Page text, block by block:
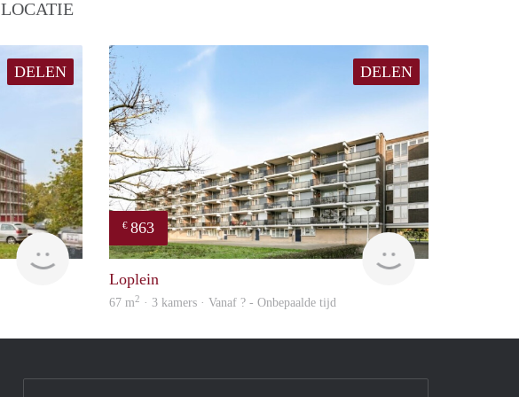
DELEN
finder
DELEN
€ 863
Woning
Loplein
67 m2 · 3 kamers · Vanaf ? - Onbepaalde tijd